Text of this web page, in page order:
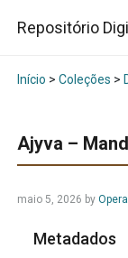
Repositório
Início > Coleções >
Ajyva –
maio 5, 2026 by
Metadados